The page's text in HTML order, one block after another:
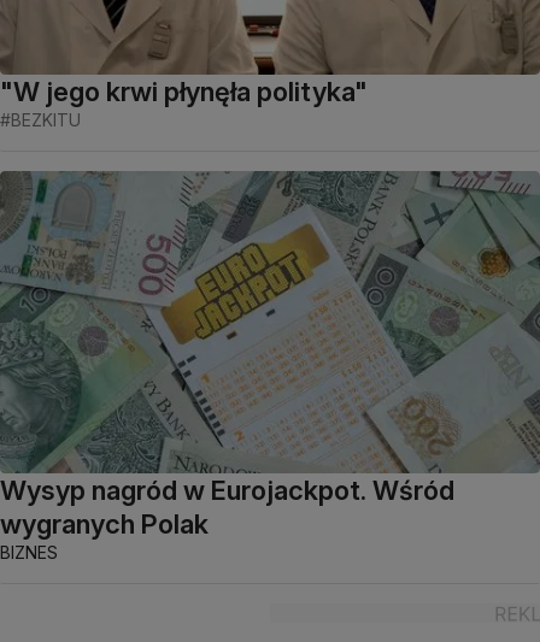
"W jego krwi płynęła polityka"
#BEZKITU
Wysyp nagród w Eurojackpot. Wśród
wygranych Polak
BIZNES